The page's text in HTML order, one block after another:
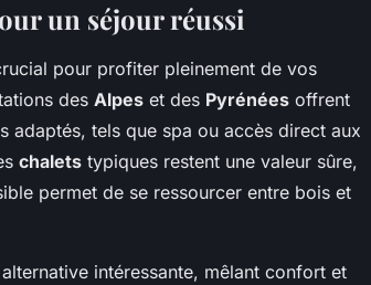
un séjour réussi
pour profiter pleinement de vos
des Alpes et des Pyrénées offrent
adaptés, tels que spa ou accès direct aux
chalets typiques restent une valeur sûre,
permet de se ressourcer entre bois et
intéressante, mêlant confort et